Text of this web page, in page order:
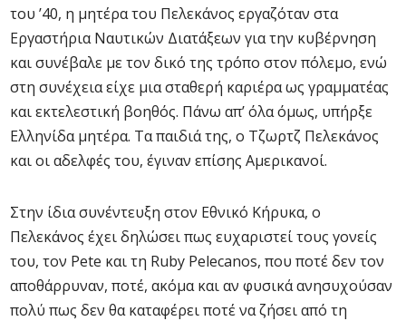
του ’40, η μητέρα του Πελεκάνος εργαζόταν στα
Εργαστήρια Ναυτικών Διατάξεων για την κυβέρνηση
και συνέβαλε με τον δικό της τρόπο στον πόλεμο, ενώ
στη συνέχεια είχε μια σταθερή καριέρα ως γραμματέας
και εκτελεστική βοηθός. Πάνω απ’ όλα όμως, υπήρξε
Ελληνίδα μητέρα. Τα παιδιά της, ο Τζωρτζ Πελεκάνος
και οι αδελφές του, έγιναν επίσης Αμερικανοί.
Στην ίδια συνέντευξη στον Εθνικό Κήρυκα, ο
Πελεκάνος έχει δηλώσει πως ευχαριστεί τους γονείς
του, τον Pete και τη Ruby Pelecanos, που ποτέ δεν τον
αποθάρρυναν, ποτέ, ακόμα και αν φυσικά ανησυχούσαν
πολύ πως δεν θα καταφέρει ποτέ να ζήσει από τη